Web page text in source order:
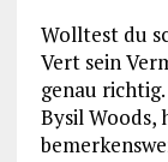
Wolltest du
Vert sein
genau
Bysil Woods,